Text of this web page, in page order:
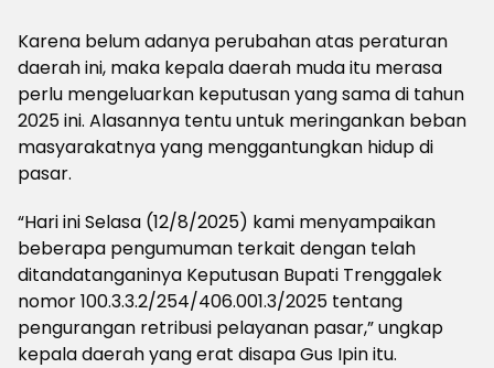
Karena belum adanya perubahan atas peraturan
daerah ini, maka kepala daerah muda itu merasa
perlu mengeluarkan keputusan yang sama di tahun
2025 ini. Alasannya tentu untuk meringankan beban
masyarakatnya yang menggantungkan hidup di
pasar.
“Hari ini Selasa (12/8/2025) kami menyampaikan
beberapa pengumuman terkait dengan telah
ditandatanganinya Keputusan Bupati Trenggalek
nomor 100.3.3.2/254/406.001.3/2025 tentang
pengurangan retribusi pelayanan pasar,” ungkap
kepala daerah yang erat disapa Gus Ipin itu.